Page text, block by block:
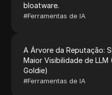
bloatware.
#Ferramentas de IA
A Árvore da Reputação:
Maior Visibilidade de
Goldie)
#Ferramentas de IA